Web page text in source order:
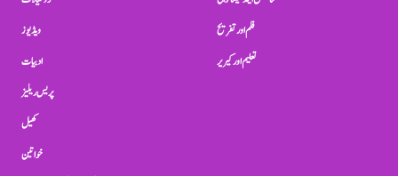
ویڈیوز
ادبیات
پریس ریلیز
کھیل
خواتین
فلم اور تفریح
تعلیم اور کیریر